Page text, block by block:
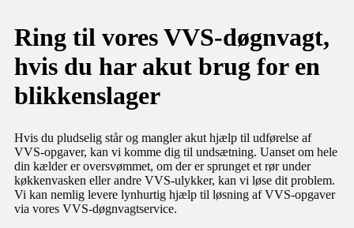
​Ring til vores VVS-døgnvagt,
hvis du har akut brug for en
blikkenslager
​Hvis du pludselig står og mangler akut hjælp til udførelse af
VVS-opgaver, kan vi komme dig til undsætning. Uanset om hele
din kælder er oversvømmet, om der er sprunget et rør under
køkkenvasken eller andre VVS-ulykker, kan vi løse dit problem.
Vi kan nemlig levere lynhurtig hjælp til løsning af VVS-opgaver
via vores VVS-døgnvagtservice.​